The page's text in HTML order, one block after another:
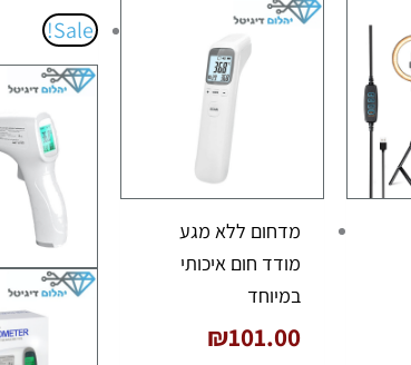
מדחום ללא מגע
מודד חום איכותי
במיוחד
₪101.00
Sale!